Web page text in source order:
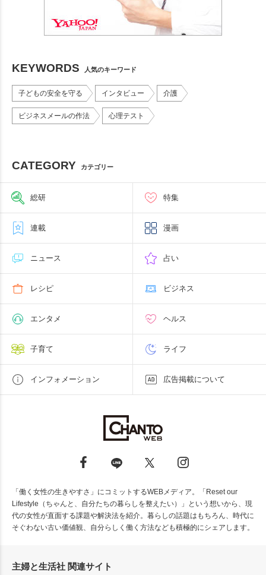
KEYWORDS 人気のキーワード
子どもの安全を守る インタビュー 介護
ビジネスメールの作法 心理テスト
CATEGORY カテゴリー
総研 特集
連載 漫画
ニュース 占い
レシピ ビジネス
エンタメ ヘルス
子育て ライフ
インフォメーション 広告掲載について
「働く女性の生きやすさ」にコミットするWEBメディア。「Reset our
Lifestyle（ちゃんと、自分たちの暮らしを整えたい）」という想いから、現
代の女性が直面する課題や解決法を紹介。暮らしの話題はもちろん、時代に
そぐわない古い価値観、自分らしく働く方法なども積極的にシェアします。
主婦と生活社 関連サイト